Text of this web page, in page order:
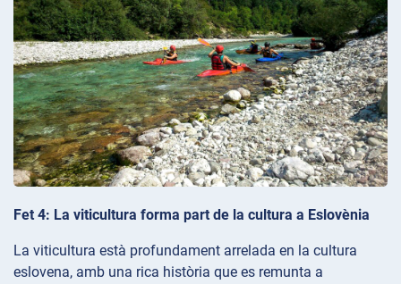
Fet 4: La viticultura forma part de la cultura a Eslovènia
La viticultura està profundament arrelada en la cultura
eslovena, amb una rica història que es remunta a